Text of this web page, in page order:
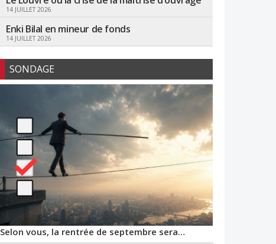
14 JUILLET 2026
Enki Bilal en mineur de fonds
14 JUILLET 2026
SONDAGE
Selon vous, la rentrée de septembre sera…